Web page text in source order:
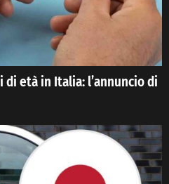
età in Italia: l’annuncio di